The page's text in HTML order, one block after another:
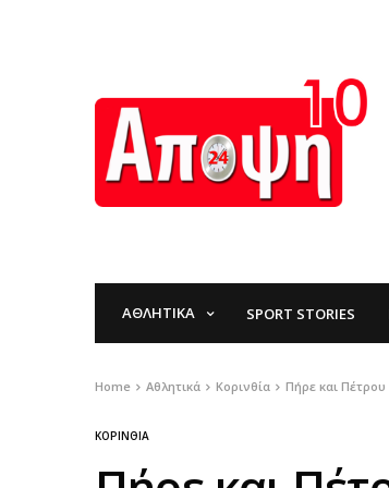
ΑΘΛΗΤΙΚΆ SPORT STORIES
Home Αθλητικά Κορινθία Πήρε και
ΚΟΡΙΝΘΊΑ